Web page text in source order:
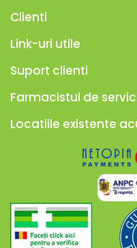
Clienti
Link-uri utile
Suport clienti
Farmacistul de
Locatiile existente